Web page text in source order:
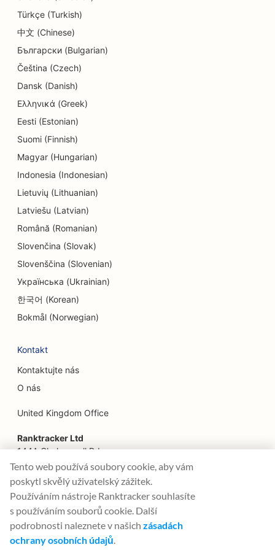
SEO pro služby v oblasti vzdělávání a péče o děti
SEO pro obchody s koblihami
SEO pro elektrikáře
SEO pro obchody s elektronikou
SEO pro strojírenské firmy
SEO pro zábavu a rekreaci
SEO pro únikové místnosti
EO pro etnické restaurace
SEO pro restaurace Farm-to-Table
SEO pro rodinné restaurace
SEO pro finanční plánovače
SEO pro květinářství
SEO pro restaurace Fine Dining
SEO pro potravinářské dvory
SEO pro francouzské cukrárny
SEO pro Food Trucks
SEO pro prodejny nábytku
SEO pro všeobecné zubní lékaře (DDS nebo
Türkçe (Turkish)
中文 (Chinese)
Български (Bulgarian)
Čeština (Czech)
Dansk (Danish)
Ελληνικά (Greek)
Eesti (Estonian)
Suomi (Finnish)
Magyar (Hungarian)
Indonesia (Indonesian)
Lietuvių (Lithuanian)
Latviešu (Latvian)
Română (Romanian)
Slovenčina (Slovak)
Slovenščina (Slovenian)
Українська (Ukrainian)
한국어 (Korean)
Bokmål (Norwegian)
Kontakt
Kontaktujte nás
O nás
United Kingdom Office
Ranktracker Ltd
144A Clerkenwell Rd
London, EC1R 5DF
Company No: 08820809
felix@ranktracker.com
2015 -2026© Ranktracker. All Rights Reserved.
Tento web používá soubory cookie, aby vám
poskytl skvělý uživatelský zážitek.
Používáním nástroje Ranktracker souhlasíte
s používáním souborů cookie. Další
podrobnosti naleznete v našich zásadách
ochrany osobních údajů.